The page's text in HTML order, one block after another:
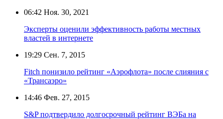
06:42 Ноя. 30, 2021
Эксперты оценили эффективность работы местных
властей в интернете
19:29 Сен. 7, 2015
Fitch понизило рейтинг «Аэрофлота» после слияния с
«Трансаэро»
14:46 Фев. 27, 2015
S&P подтвердило долгосрочный рейтинг ВЭБа на